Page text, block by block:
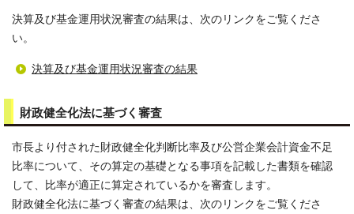
決算及び基金運用状況審査の結果は、次のリンクをご覧くださ
い。
決算及び基金運用状況審査の結果
財政健全化法に基づく審査
市長より付された財政健全化判断比率及び公営企業会計資金不足
比率について、その算定の基礎となる事項を記載した書類を確認
して、比率が適正に算定されているかを審査します。
財政健全化法に基づく審査の結果は、次のリンクをご覧くださ